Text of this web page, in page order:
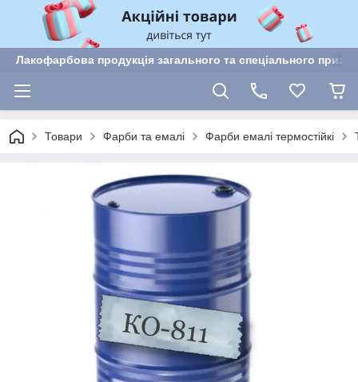
Лакофарбова продукція загального та спеціального
Товари Фарби та емалі Фарби емалі термостійкі